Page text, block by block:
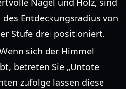
Nägel und Holz, sind
Entdeckungsradius von
Stufe drei positioniert.
Wenn sich der Himmel
betreten Sie „Untote
zufolge lassen diese